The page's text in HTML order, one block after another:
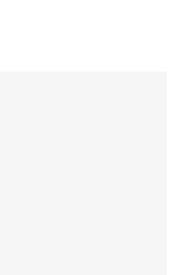
og meget mere